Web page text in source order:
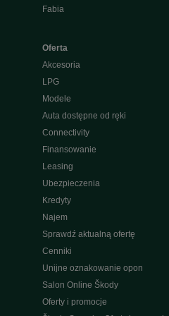
Fabia
Oferta
Akcesoria
LPG
Modele
Auta dostępne od ręki
Connectivity
Finansowanie
Leasing
Ubezpieczenia
Kredyty
Najem
Sprawdź aktualną ofertę
Cenniki
Unijne oznakowanie opon
Salon Online Škody
Oferty i promocje